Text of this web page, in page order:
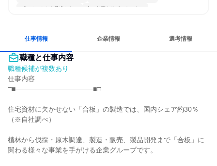
プロジェクトを推進したい 人の仕事をサポートしたい
仕事情報 企業情報 選考情報
職種と仕事内容
職種候補が複数あり
仕事内容
□■────────────────■□
住宅資材に欠かせない「合板」の製造では、国内シェア約30％
（※自社調べ）
植林から伐採・原木調達、製造・販売、製品開発まで「合板」に
関わる様々な事業を手がける企業グループです。